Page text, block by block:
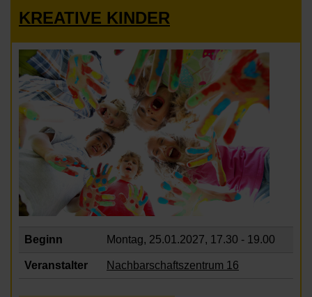
KREATIVE KINDER
Beginn Montag, 25.01.2027, 17.30 - 19.00
Veranstalter Nachbarschaftszentrum 16